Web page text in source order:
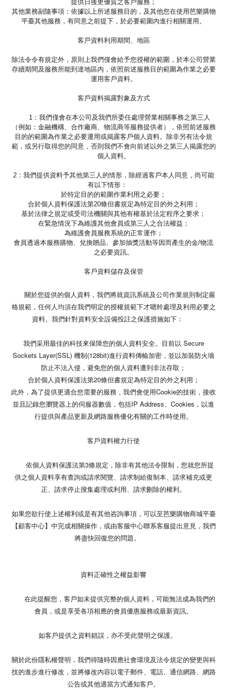
提供日後更優質之客戶服務；
其他業務副隨事項：依據以上所述服務目的，及其他您在使用芭樂購物
平臺其他服務，有同意之前提下，於必要範圍內進行相關運用。
客戶資料利用期間、地區
除法令令有規定外，原則上我們僅會給予您授權的範圍，於本公司營業
存續期間及服務所能到達地區內，依照前述服務目的範圍為作業之必要
運用客戶資料。
客戶資料揭露對象及方式
1：我們僅會在本公司及我們所委任處理營業相關事務之第三人
（例如：金融機構、合作廠商、物流商等服務提供者），依照前述服務
目的的範圍為作業之必要運用或揭露客戶個人資料。除非另有法令規
範，或另行取得您的同意，否則我們不會向前述以外之第三人揭露您的
個人資料。
2：我們提供資料予其他第三人的情形，除經過客戶本人同意，尚可能
有以下情形：
於特定目的的範圍作業利用之必要；
合於個人資料保護法第20條但書規定為特定目的外之利用；
基於法律之規定或受司法機關與其他有權基於法定程序之要求；
在緊急情況下為維護其他會員或第三人之合法權益；
為維護會員服務系統的正常運作；
會員透過本服務購物、兌換贈品、參加抽獎活動等因而產生的金/物流
之必要資訊。
客戶資料儲存及保管
關於您提供的個人資料，我們將就資訊系統及公司作業規則制定嚴
格規範，任何人均須在我們明定的授權規範下才嗯幹處理及利用必要之
資料。我們針對資料安全設備投註之保護措施如下：
我們采用最佳的科技來保障您的個人資料安全。目前以 Secure
Sockets Layer(SSL) 機制(128bit)進行資料傳輸加密，並以加裝防火墻
防止不法入侵，避免您的個人資料遭到非法存取；
合於個人資料保護法第20條但書規定為特定目的外之利用；
此外，為了提供更適合您需要的服務，我們會使用Cookie的技術，接收
並且記錄您瀏覽器上的伺服器數值，包括IP Address、Cookies，以進
行提供與產品更新及網路服務優化有關的工作時使用。
客戶資料權力行使
依個人資料保護法第3條規定，除非有其他法令限制，您就您所提
供之個人資料享有查詢或請求閱覽、請求制給復制本、請求補充或更
正、請求停止搜集處理或利用、請求刪除的權利。
如果您欲行使上述權利或是有其他咨詢事項，可以至芭樂購物商城平臺
【顧客中心】中完成相關操作，或由客服中心聯系客服提出意見，我們
將盡快回復您的問題。
資料正確性之權益影響
在此提醒您，客戶如未提供完整的個人資料，可能無法成為我們的
會員，或是享受各項相應的會員優惠服務或最新資訊。
如客戶提供之資料錯誤，亦不受此聲明之保護。
關於此份隱私權聲明，我們得隨時因應社會環境及法令規定的變更與科
技的進步進行修改，並將修改內容以電子郵件、電話、通信網路、網路
公告或其他適當方式通知客戶。